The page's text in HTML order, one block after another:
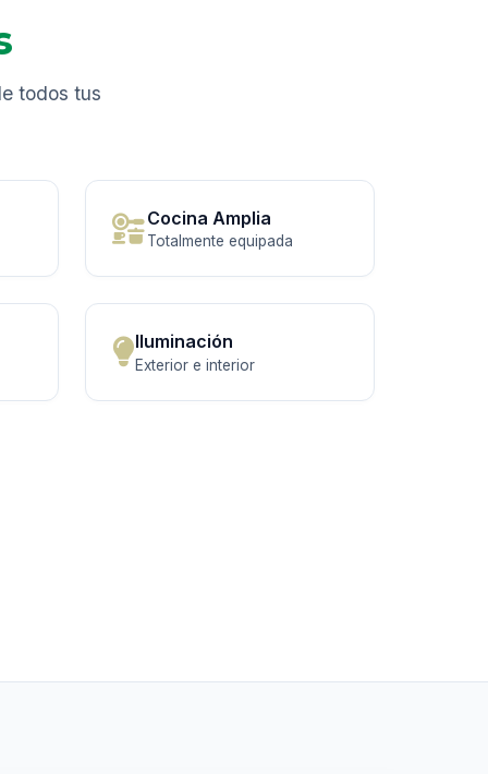
todos tus
Cocina Amplia
Totalmente equipada
Iluminación
Exterior e interior